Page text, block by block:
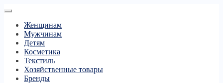
Женщинам
Мужчинам
Детям
Косметика
Текстиль
Хозяйственные товары
Бренды